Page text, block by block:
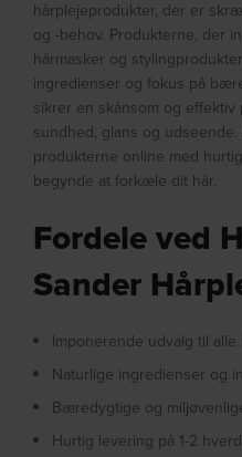
hårplejeprodukter, der er
og -behov. Produkterne, der
hårmasker og
ingredienser og fokus på
sikrer en skånsom og
sundhed, glans og
produkterne online med
begynde at forkæle dit hår.
Fordele ved
Sander
Imponerende udvalg til
Naturlige ingredienser og
Bæredygtige og
Hurtig levering på 1-2